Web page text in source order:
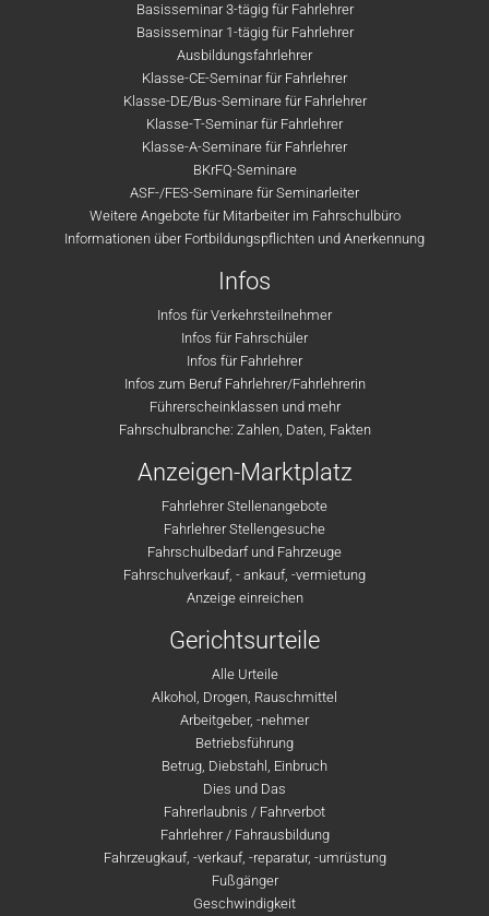
Basisseminar 3-tägig für Fahrlehrer
Basisseminar 1-tägig für Fahrlehrer
Ausbildungsfahrlehrer
Klasse-CE-Seminar für Fahrlehrer
Klasse-DE/Bus-Seminare für Fahrlehrer
Klasse-T-Seminar für Fahrlehrer
Klasse-A-Seminare für Fahrlehrer
BKrFQ-Seminare
ASF-/FES-Seminare für Seminarleiter
Weitere Angebote für Mitarbeiter im Fahrschulbüro
Informationen über Fortbildungspflichten und Anerkennung
Infos
Infos für Verkehrsteilnehmer
Infos für Fahrschüler
Infos für Fahrlehrer
Infos zum Beruf Fahrlehrer/Fahrlehrerin
Führerscheinklassen und mehr
Fahrschulbranche: Zahlen, Daten, Fakten
Anzeigen-Marktplatz
Fahrlehrer Stellenangebote
Fahrlehrer Stellengesuche
Fahrschulbedarf und Fahrzeuge
Fahrschulverkauf, - ankauf, -vermietung
Anzeige einreichen
Gerichtsurteile
Alle Urteile
Alkohol, Drogen, Rauschmittel
Arbeitgeber, -nehmer
Betriebsführung
Betrug, Diebstahl, Einbruch
Dies und Das
Fahrerlaubnis / Fahrverbot
Fahrlehrer / Fahrausbildung
Fahrzeugkauf, -verkauf, -reparatur, -umrüstung
Fußgänger
Geschwindigkeit